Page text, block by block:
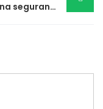
Falha na segurança bancária gera indenização de R$ 10 mil a cliente prejudicado